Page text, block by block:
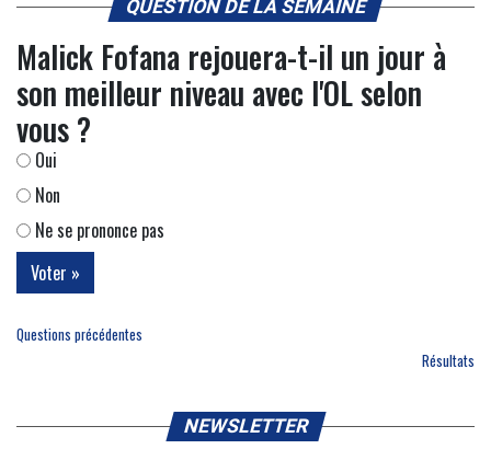
QUESTION DE LA SEMAINE
Malick Fofana rejouera-t-il un jour à
son meilleur niveau avec l'OL selon
vous ?
Oui
Non
Ne se prononce pas
Questions précédentes
Résultats
NEWSLETTER